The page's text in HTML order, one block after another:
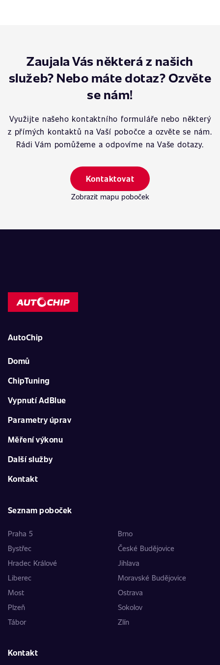
Zaujala Vás některá z našich
služeb? Nebo máte dotaz? Ozvěte
se nám!
Využijte našeho kontaktního formuláře nebo některý
z přímých kontaktů na Vaší pobočce a ozvěte se nám.
Rádi Vám pomůžeme a odpovíme na Vaše dotazy.
Kontaktovat
Zobrazit mapu poboček
AutoChip
Domů
ChipTuning
Vypnutí AdBlue
Parametry úprav
Měření výkonu
Další služby
Kontakt
Seznam poboček
Praha 5
Brno
Bystřec
České Budějovice
Hradec Králové
Jihlava
Liberec
Moravské Budějovice
Most
Ostrava
Plzeň
Sokolov
Tábor
Zlín
Kontakt